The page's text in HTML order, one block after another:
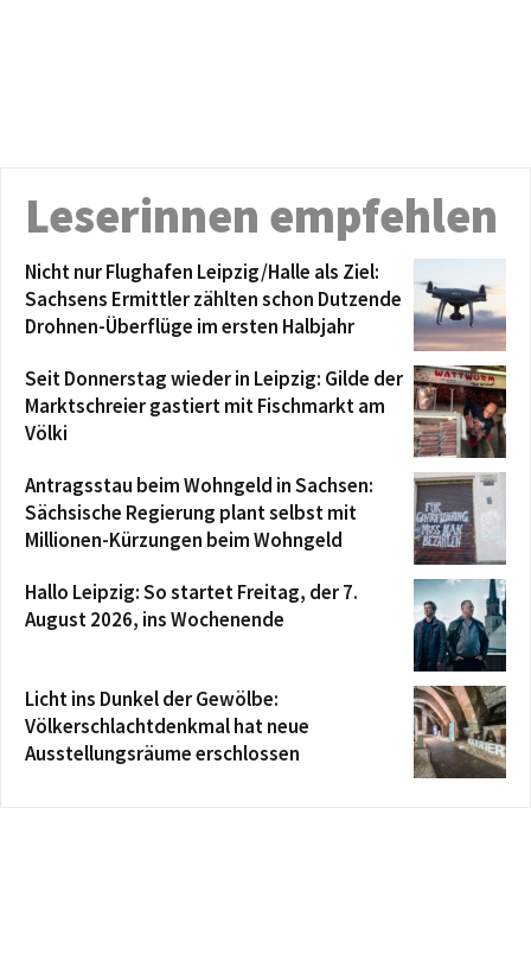
Leserinnen empfehlen
Nicht nur Flughafen Leipzig/Halle als Ziel:
Sachsens Ermittler zählten schon Dutzende
Drohnen-Überflüge im ersten Halbjahr
Seit Donnerstag wieder in Leipzig: Gilde der
Marktschreier gastiert mit Fischmarkt am
Völki
Antragsstau beim Wohngeld in Sachsen:
Sächsische Regierung plant selbst mit
Millionen-Kürzungen beim Wohngeld
Hallo Leipzig: So startet Freitag, der 7.
August 2026, ins Wochenende
Licht ins Dunkel der Gewölbe:
Völkerschlachtdenkmal hat neue
Ausstellungsräume erschlossen